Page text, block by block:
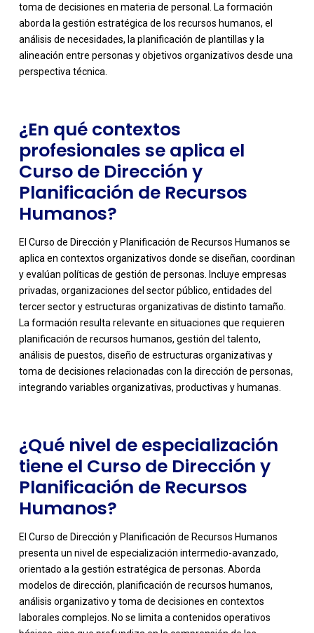
toma de decisiones en materia de personal. La formación
aborda la gestión estratégica de los recursos humanos, el
análisis de necesidades, la planificación de plantillas y la
alineación entre personas y objetivos organizativos desde una
perspectiva técnica.
-
¿En qué contextos
profesionales se aplica el
Curso de Dirección y
Planificación de Recursos
Humanos?
El Curso de Dirección y Planificación de Recursos Humanos se
aplica en contextos organizativos donde se diseñan, coordinan
y evalúan políticas de gestión de personas. Incluye empresas
privadas, organizaciones del sector público, entidades del
tercer sector y estructuras organizativas de distinto tamaño.
La formación resulta relevante en situaciones que requieren
planificación de recursos humanos, gestión del talento,
análisis de puestos, diseño de estructuras organizativas y
toma de decisiones relacionadas con la dirección de personas,
integrando variables organizativas, productivas y humanas.
-
¿Qué nivel de especialización
tiene el Curso de Dirección y
Planificación de Recursos
Humanos?
El Curso de Dirección y Planificación de Recursos Humanos
presenta un nivel de especialización intermedio-avanzado,
orientado a la gestión estratégica de personas. Aborda
modelos de dirección, planificación de recursos humanos,
análisis organizativo y toma de decisiones en contextos
laborales complejos. No se limita a contenidos operativos